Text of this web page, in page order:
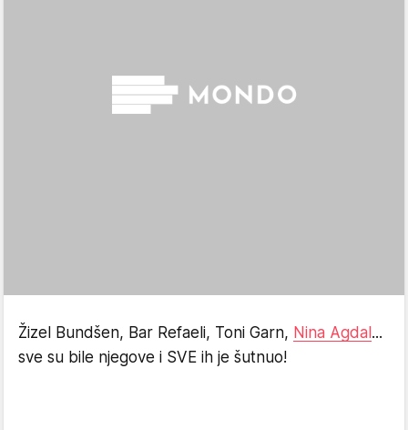
Žizel Bundšen, Bar Refaeli, Toni Garn, Nina Agdal ...
sve su bile njegove i SVE ih je šutnuo!